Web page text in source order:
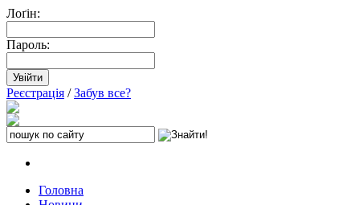
Лоґін:
Пароль:
Реєстрація /Забув все?
Головна